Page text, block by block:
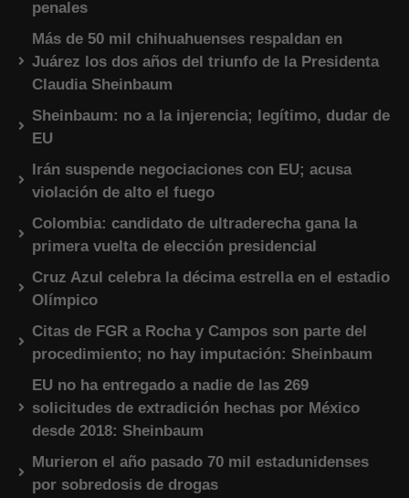
penales
Más de 50 mil chihuahuenses respaldan en
Juárez los dos años del triunfo de la Presidenta
Claudia Sheinbaum
Sheinbaum: no a la injerencia; legítimo, dudar de
EU
Irán suspende negociaciones con EU; acusa
violación de alto el fuego
Colombia: candidato de ultraderecha gana la
primera vuelta de elección presidencial
Cruz Azul celebra la décima estrella en el estadio
Olímpico
Citas de FGR a Rocha y Campos son parte del
procedimiento; no hay imputación: Sheinbaum
EU no ha entregado a nadie de las 269
solicitudes de extradición hechas por México
desde 2018: Sheinbaum
Murieron el año pasado 70 mil estadunidenses
por sobredosis de drogas